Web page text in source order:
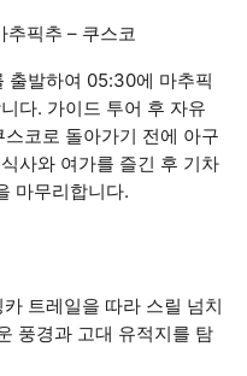
추픽추 – 쿠스코
출발하여 05:30에 마추픽
다. 가이드 투어 후 자유
코로 돌아가기 전에 아구
사와 여가를 즐긴 후 기차
마무리합니다.
트레일을 따라 스릴 넘치
풍경과 고대 유적지를 탐